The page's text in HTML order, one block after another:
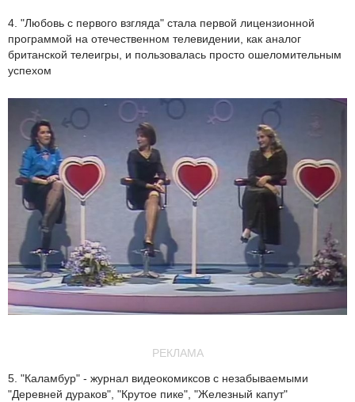
4. "Любовь с первого взгляда" стала первой лицензионной
программой на отечественном телевидении, как аналог
британской телеигры, и пользовалась просто ошеломительным
успехом
РЕКЛАМА
5. "Каламбур" - журнал видеокомиксов с незабываемыми
"Деревней дураков", "Крутое пике", "Железный капут"